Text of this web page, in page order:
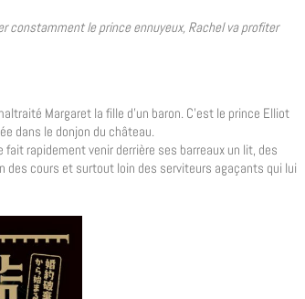
le prince ennuyeux, Rachel va profiter
Margaret la fille d’un baron. C’est le prince Elliot
dans le donjon du château.
rapidement venir derrière ses barreaux un lit, des
des cours et surtout loin des serviteurs agaçants qui lui